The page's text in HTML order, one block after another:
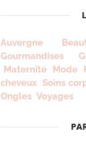
!
Auvergne
Gourmandises
Maternité
Mode
cheveux Soins
Ongles Voyages